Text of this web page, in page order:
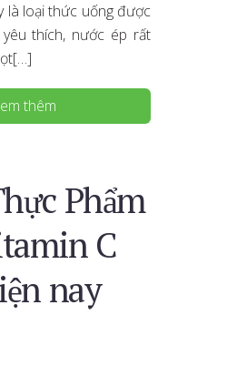
là loại thức uống được
thích, nước ép rất
thêm
Phẩm
C
nay